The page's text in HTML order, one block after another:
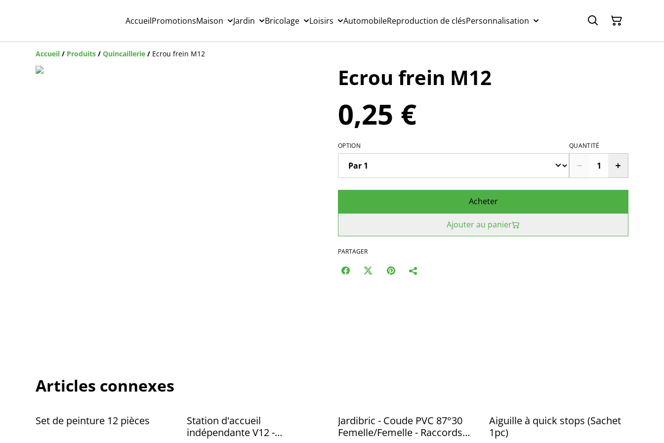
AccueilPromotionsMaison Jardin Bricolage Loisirs AutomobileReproduction de clésPersonnalisation
Accueil / Produits / Quincaillerie / Ecrou frein M12
Ecrou frein M12
0,25 €
OPTION QUANTITÉ
Acheter
Ajouter au panier
PARTAGER
Articles connexes
Set de peinture 12 pièces
Station d'accueil
indépendante V12 -
Jardibric - Coude PVC 87°30
Femelle/Femelle - Raccords
Aiguille à quick stops (Sachet
1pc)